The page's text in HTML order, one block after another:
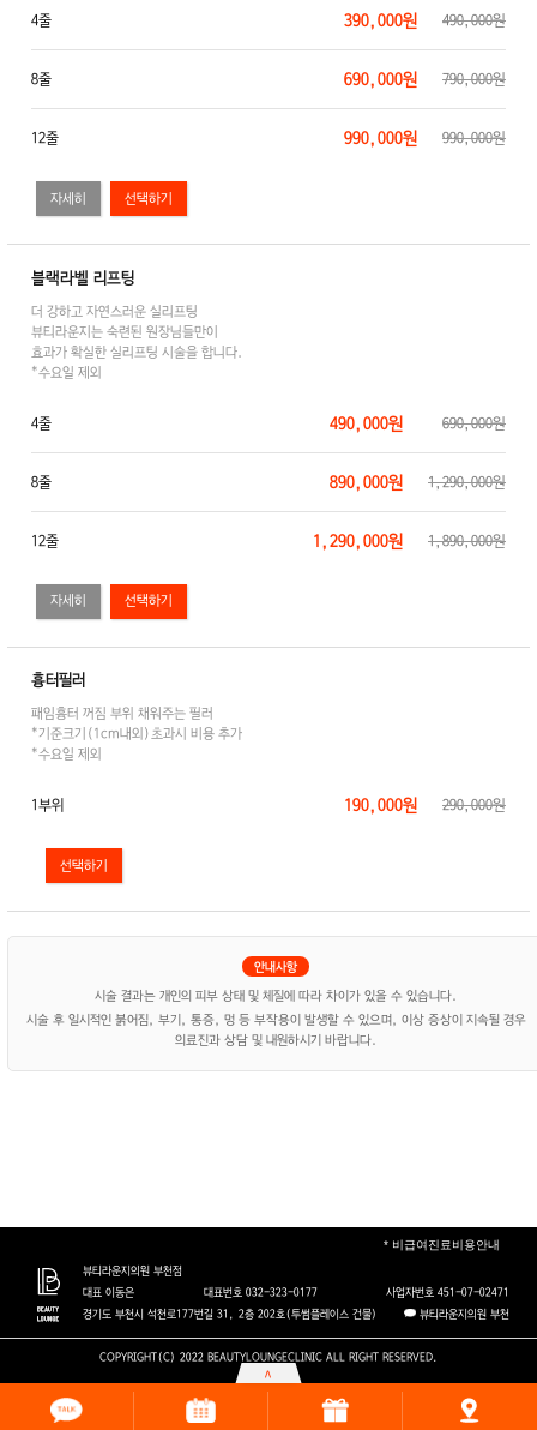
자세히
4줄 390,000원 490,000원
8줄 690,000원 790,000원
12줄 990,000원 990,000원
블랙라벨 리프팅
더 강하고 자연스러운 실리프팅
뷰티라운지는 숙련된 원장님들만이
효과가 확실한 실리프팅 시술을 합니다.
*수요일 제외
자세히
4줄 490,000원 690,000원
8줄 890,000원 1,290,000원
12줄 1,290,000원 1,890,000원
흉터필러
패임흉터 꺼짐 부위 채워주는 필러
*기준크기(1cm내외)초과시 비용 추가
*수요일 제외
1부위 190,000원 290,000원
시술 결과는 개인의 피부 상태 및 체질에 따라 차이가 있을 수 있습니다.
시술 후 일시적인 붉어짐, 부기, 통증, 멍 등 부작용이 발생할 수 있으며, 이상 증상이 지속될 경우
의료진과 상담 및 내원하시기 바랍니다.
* 비급여진료비용안내
용산구 한강대로 109 지하1층
뷰티라운지의원 용산
COPYRIGHT(C) 2022 BEAUTYLOUNGECLINIC ALL RIGHT RESERVED.